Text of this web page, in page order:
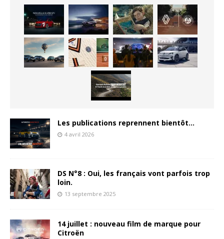
Les publications reprennent bientôt…
4 avril 2026
DS N°8 : Oui, les français vont parfois trop
loin.
13 septembre 2025
14 juillet : nouveau film de marque pour
Citroën